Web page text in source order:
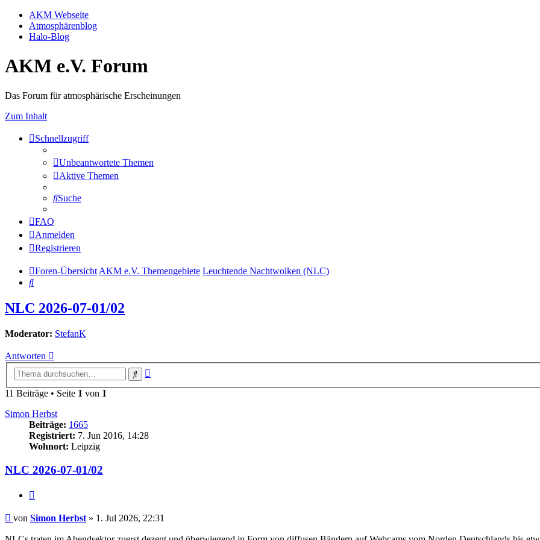
AKM Webseite
Atmosphärenblog
Halo-Blog
AKM e.V. Forum
Das Forum für atmosphärische Erscheinungen
Zum Inhalt
Schnellzugriff
Unbeantwortete Themen
Aktive Themen
Suche
FAQ
Anmelden
Registrieren
Foren-Übersicht AKM e.V. Themengebiete Leuchtende Nachtwolken (NLC)
Suche
NLC 2026-07-01/02
Moderator: StefanK
Antworten
Suche
11 Beiträge • Seite 1 von 1
Simon Herbst
Beiträge: 1665
Registriert: 7. Jun 2016, 14:28
Wohnort: Leipzig
NLC 2026-07-01/02
Beitrag
von Simon Herbst » 1. Jul 2026, 22:31